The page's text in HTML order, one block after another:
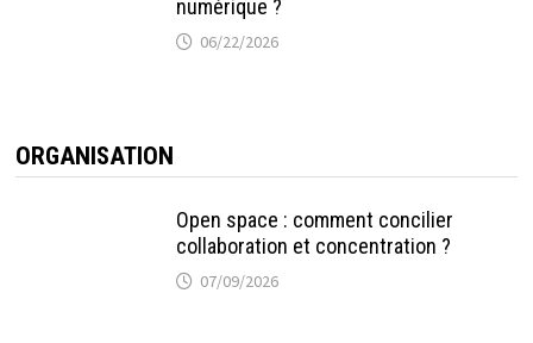
numérique ?
06/22/2026
ORGANISATION
Open space : comment concilier
collaboration et concentration ?
07/09/2026